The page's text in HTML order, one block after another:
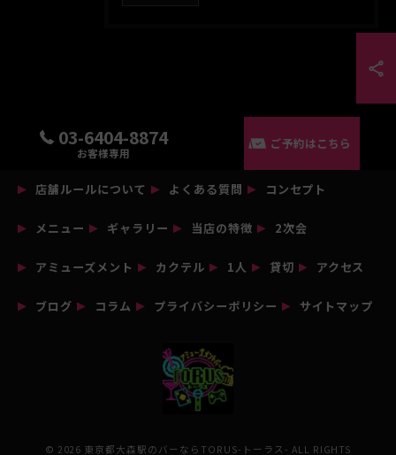
03-6404-8874
お客様専用
ご予約はこちら
店舗ルールについて よくある質問 コンセプト
メニュー ギャラリー 当店の特徴 2次会
アミューズメント カクテル 1人 貸切 アクセス
ブログ コラム プライバシーポリシー サイトマップ
© 2026 東京都大森駅のバーならTORUS-トーラス- ALL RIGHTS